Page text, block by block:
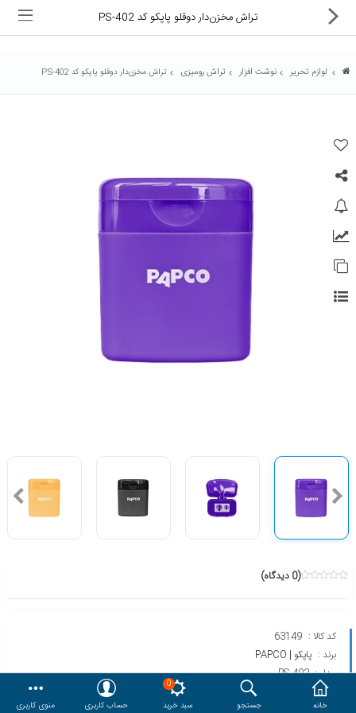
تجهیزات فروشگاهی و بانکی
مقایسه محصولات مورد علاقه
دسترسی کاربری حساب کاربری
خانه جستجو
0
سبد خرید
حساب کاربری منوی کاربری
تراش مخزن‌دار دوقلو پاپکو کد PS-402
لوازم تحریر نوشت افزار تراش رومیزی تراش مخزن‌دار دوقلو پاپکو کد PS-402
(0 دیدگاه)
کد کالا :
برند : پاپکو | PAPCO
مدل : PS-402